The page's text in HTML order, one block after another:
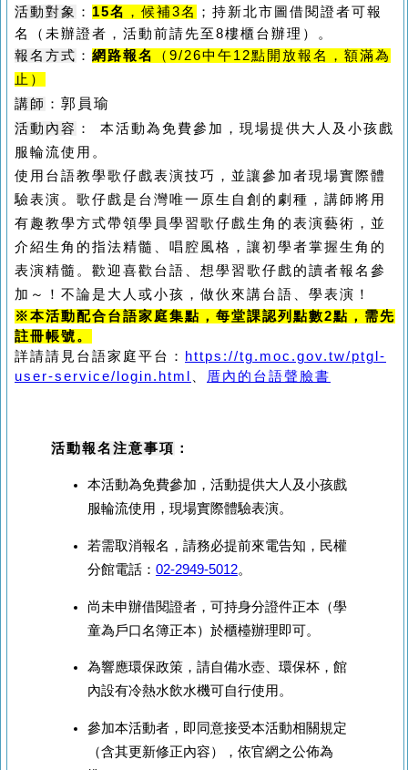
活動對象
： 15名 ，候補3名
；持新北市圖借閱證者可報
名（未辦證者，活動前請先至8樓櫃台辦理）。
報名方式 ： 網路報名
（9/26中午12點開放報名，額滿為
止）
講師 ： 郭員瑜
活動內容 ：
本活動為免費參加，現場提供大人及小孩戲
服輪流使用。
使用台語教學歌仔戲表演技巧，並讓參加者現場實際體
驗表演。歌仔戲是台灣唯一原生自創的劇種，講師將 用
有趣教學方式帶領學員學習歌仔戲生角的表演藝術，並
介紹生角的指法精髓、唱腔風格，讓初學者掌握生角的
表演精髓。 歡迎喜歡 台語
、想學習歌仔戲的讀者報名參
加～！不論是大人或小孩，做伙來講台語、學表演！
※本活動配合台語家庭集點，每堂課認列點數2點，需先
註冊帳號。
詳請請見台語家庭平台：
https://tg.moc.gov.tw/ptgl-
user-service/login.html
厝內的台語聲臉書
活動報名注意事項 ：
本活動為免費參加，活動提供大人及小孩戲
服輪流使用，現場實際體驗表演。
若需取消報名，請務必提前來電告知，民權
分館電話： 02-2949-5012。
尚未申辦借閱證者，可持身分證件正本（學
童為戶口名簿正本）於櫃檯辦理即可。
為響應環保政策，請自備水壺、環保杯，館
內設有冷熱水飲水機可自行使用。
參加本活動者，即同意接受本活動相關規定
（含其更新修正內容），依官網之公佈為